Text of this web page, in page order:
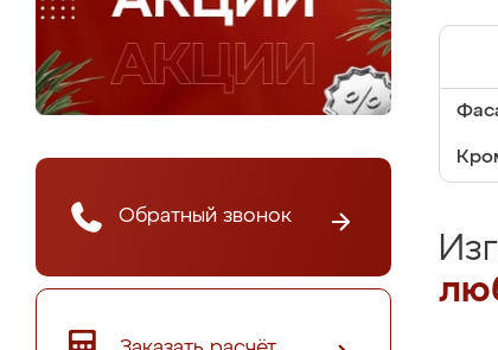
Обратный звонок